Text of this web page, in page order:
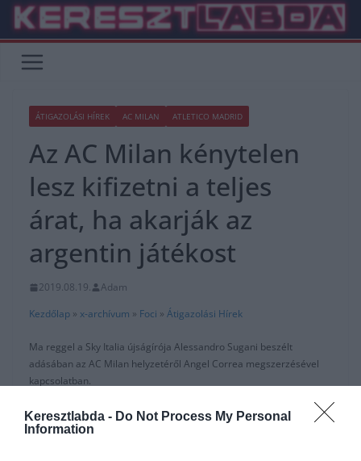
Keresztlabda - Do Not Process My Personal
Information
Skip
content
ÁTIGAZOLÁSI HÍREK AC MILAN ATLETICO MADRID
Az AC Milan kénytelen
lesz kifizetni a teljes
árat, ha akarják az
argentin játékost
2019.08.19.
Adam
Kezdőlap » x-archívum » Foci » Átigazolási Hírek
Ma reggel a Sky Italia újságírója Alessandro Sugani beszélt
adásában az AC Milan helyzetéről Angel Correa megszerzésével
kapcsolatban.
Az argentin támadó még mindig fontos a Milan számára, annak
ellenére, hogy az Atletico Madriddal kemény tárgyalni. Nagyon sok